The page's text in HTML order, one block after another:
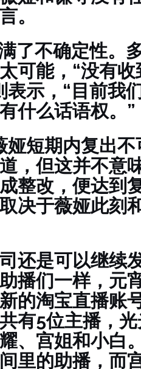
。
了不确定性。
可能，“没有
示，“目前我
什么话语权。”
短期内复出
，但这并不意
整改，便达到
决于薇娅此刻
还是可以继续
播们一样，元
的淘宝直播账
有5位主播，光
、宫姐和小白
里的助播，而